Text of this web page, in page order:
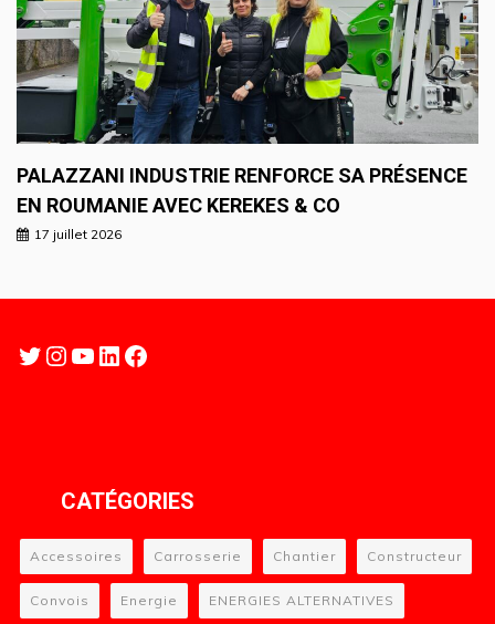
PALAZZANI INDUSTRIE RENFORCE SA PRÉSENCE
EN ROUMANIE AVEC KEREKES & CO
17 juillet 2026
Twitter
Instagram
YouTube
LinkedIn
Facebook
CATÉGORIES
Accessoires Carrosserie Chantier Constructeur
Convois Energie ENERGIES ALTERNATIVES